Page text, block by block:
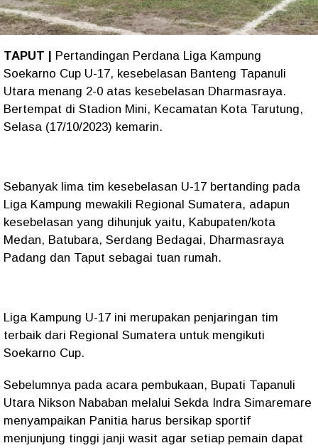
TAPUT | Pertandingan Perdana Liga Kampung
Soekarno Cup U-17, kesebelasan Banteng Tapanuli
Utara menang 2-0 atas kesebelasan Dharmasraya.
Bertempat di Stadion Mini, Kecamatan Kota Tarutung,
Selasa (17/10/2023) kemarin.
Sebanyak lima tim kesebelasan U-17 bertanding pada
Liga Kampung mewakili Regional Sumatera, adapun
kesebelasan yang dihunjuk yaitu, Kabupaten/kota
Medan, Batubara, Serdang Bedagai, Dharmasraya
Padang dan Taput sebagai tuan rumah.
Liga Kampung U-17 ini merupakan penjaringan tim
terbaik dari Regional Sumatera untuk mengikuti
Soekarno Cup.
Sebelumnya pada acara pembukaan, Bupati Tapanuli
Utara Nikson Nababan melalui Sekda Indra Simaremare
menyampaikan Panitia harus bersikap sportif
menjunjung tinggi janji wasit agar setiap pemain dapat